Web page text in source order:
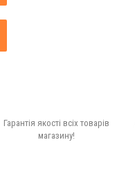
Гарантія якості всіх товарів
магазину!